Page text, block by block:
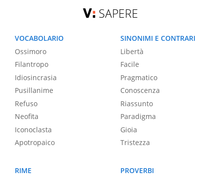
SAPERE
VOCABOLARIO
Ossimoro
Filantropo
Idiosincrasia
Pusillanime
Refuso
Neofita
Iconoclasta
Apotropaico
SINONIMI E CONTRARI
Libertà
Facile
Pragmatico
Conoscenza
Riassunto
Paradigma
Gioia
Tristezza
RIME
PROVERBI